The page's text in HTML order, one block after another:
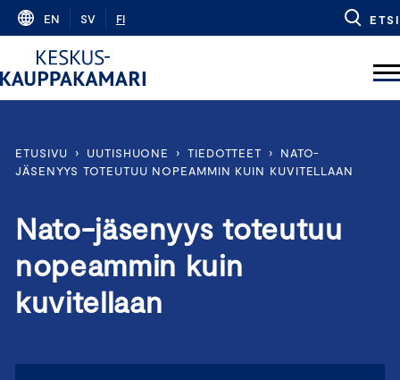
Skip
content
EN SV FI ETSI
ETUSIVU › UUTISHUONE › TIEDOTTEET ›
NATO-
JÄSENYYS TOTEUTUU NOPEAMMIN KUIN KUVITELLAAN
Nato-jäsenyys toteutuu
nopeammin kuin
kuvitellaan